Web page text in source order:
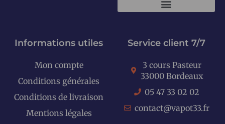
Informations utiles
Mon compte
Conditions générales
Conditions de livraison
Mentions légales
Service client 7/7
3 cours Pasteur
33000 Bordeaux
05 47 33 02 02
contact@vapot33.fr